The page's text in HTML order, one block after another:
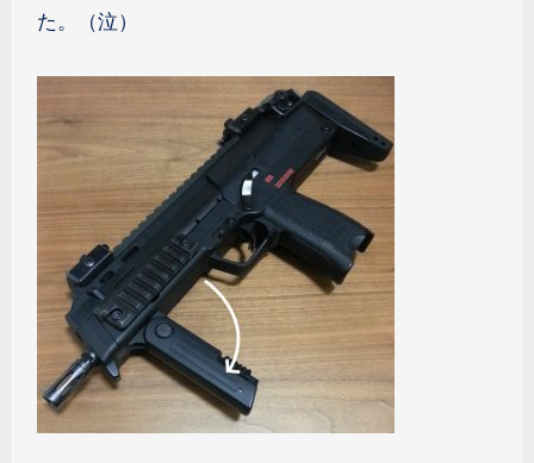
た。（泣）